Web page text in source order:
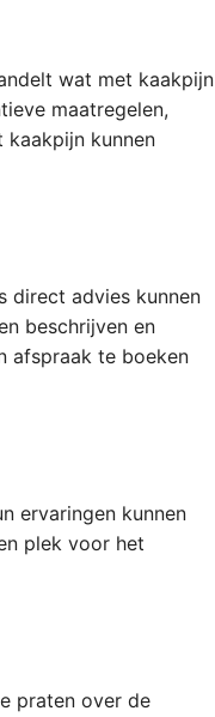
wat met kaakpijn
maatregelen,
kaakpijn kunnen
direct advies kunnen
beschrijven en
afspraak te boeken
ervaringen kunnen
plek voor het
praten over de